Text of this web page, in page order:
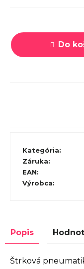
cena:
Do
Kategória:
Záruka:
EAN:
Výrobca:
Popis
Štrková
2026
€979